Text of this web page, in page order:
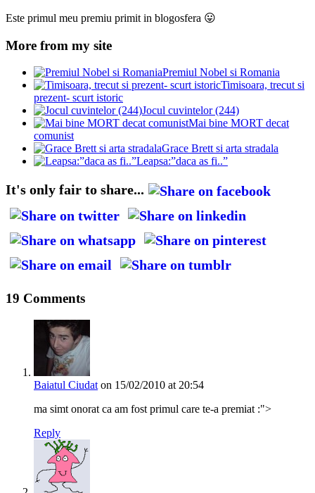
Este primul meu premiu primit in blogosfera 😛
More from my site
Premiul Nobel si Romania
Timisoara, trecut si
prezent- scurt istoric
Jocul cuvintelor (244)
Mai bine MORT decat
comunist
Grace Brett si arta stradala
Leapsa:”daca as fi..”
It's only fair to share...
19 Comments
Baiatul Ciudat on 15/02/2010 at 20:54
ma simt onorat ca am fost primul care te-a premiat :">
Reply